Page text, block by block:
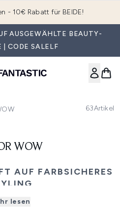
- 10€ Rabatt für BEIDE!
AUSGEWÄHLTE BEAUTY-
| CODE SALELF
63Artikel
WOW
AUF FARBSICHERES
mit Formeln auf
lesen